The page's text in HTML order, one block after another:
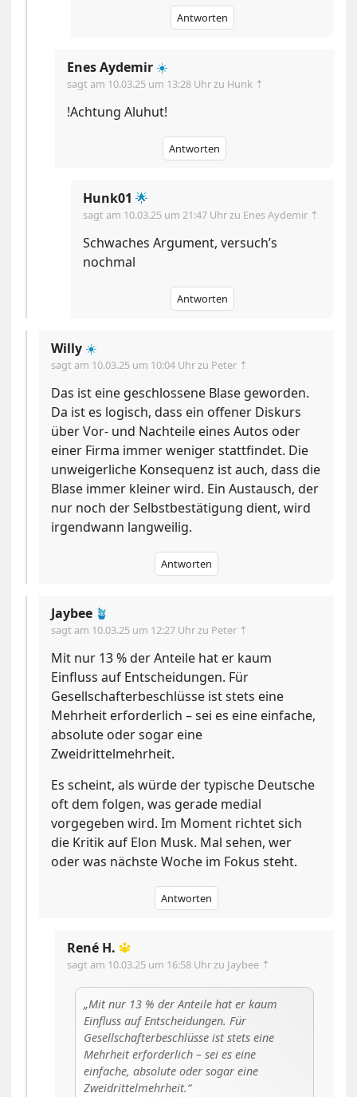
Antworten
Enes Aydemir ☀️
sagt am 10.03.25 um 13:28 Uhrzu Hunk ⇡
!Achtung Aluhut!
Antworten
Hunk01 🌟
sagt am 10.03.25 um 21:47 Uhrzu Enes Aydemir ⇡
Schwaches Argument, versuch’s
nochmal
Antworten
Willy ☀️
sagt am 10.03.25 um 10:04 Uhrzu Peter ⇡
Das ist eine geschlossene Blase geworden.
Da ist es logisch, dass ein offener Diskurs
über Vor- und Nachteile eines Autos oder
einer Firma immer weniger stattfindet. Die
unweigerliche Konsequenz ist auch, dass die
Blase immer kleiner wird. Ein Austausch, der
nur noch der Selbstbestätigung dient, wird
irgendwann langweilig.
Antworten
Jaybee 🪴
sagt am 10.03.25 um 12:27 Uhrzu Peter ⇡
Mit nur 13 % der Anteile hat er kaum
Einfluss auf Entscheidungen. Für
Gesellschafterbeschlüsse ist stets eine
Mehrheit erforderlich – sei es eine einfache,
absolute oder sogar eine
Zweidrittelmehrheit.
Es scheint, als würde der typische Deutsche
oft dem folgen, was gerade medial
vorgegeben wird. Im Moment richtet sich
die Kritik auf Elon Musk. Mal sehen, wer
oder was nächste Woche im Fokus steht.
Antworten
René H. 🔱
sagt am 10.03.25 um 16:58 Uhrzu Jaybee ⇡
Mit nur 13 % der Anteile hat er kaum
Einfluss auf Entscheidungen. Für
Gesellschafterbeschlüsse ist stets eine
Mehrheit erforderlich – sei es eine
einfache, absolute oder sogar eine
Zweidrittelmehrheit.